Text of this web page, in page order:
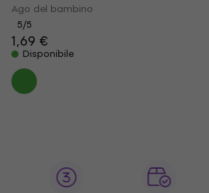
Ago del bambino
5/5
1,69 €
Disponibile